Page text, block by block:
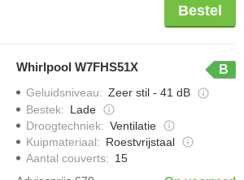
Bestel
Whirlpool W7FHS51X B
Geluidsniveau: Zeer stil - 41 dB
Bestek: Lade
Droogtechniek: Ventilatie
Kuipmateriaal: Roestvrijstaal
Aantal couverts: 15